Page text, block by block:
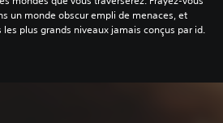
un monde obscur empli de menaces, et
plus grands niveaux jamais conçus par id.